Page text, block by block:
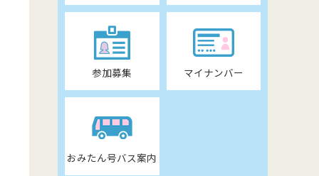
参加募集 マイナンバー
おみたん号バス案内